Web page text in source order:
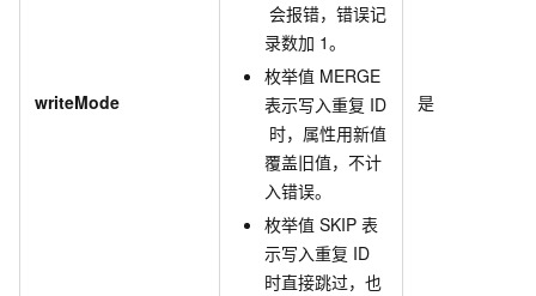
writeMode
会报错，错误记
录数加 1。
枚举值 MERGE
表示写入重复 ID
时，属性用新值
覆盖旧值，不计
入错误。
枚举值 SKIP 表
示写入重复 ID
时直接跳过，也
是